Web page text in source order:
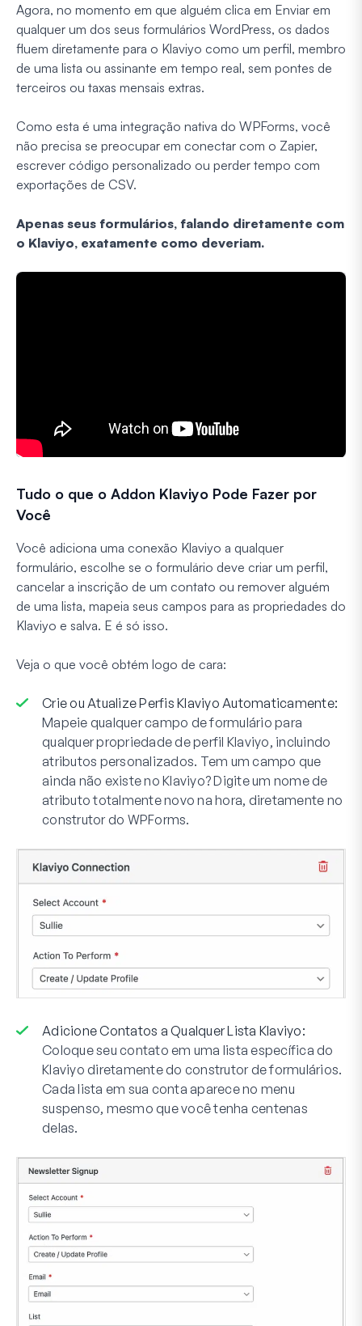
Agora, no momento em que alguém clica em Enviar em
qualquer um dos seus formulários WordPress, os dados
fluem diretamente para o Klaviyo como um perfil, membro
de uma lista ou assinante em tempo real, sem pontes de
terceiros ou taxas mensais extras.
Como esta é uma integração nativa do WPForms, você
não precisa se preocupar em conectar com o Zapier,
escrever código personalizado ou perder tempo com
exportações de CSV.
Apenas seus formulários, falando diretamente com
o Klaviyo, exatamente como deveriam.
Tudo o que o Addon Klaviyo Pode Fazer por
Você
Você adiciona uma conexão Klaviyo a qualquer
formulário, escolhe se o formulário deve criar um perfil,
cancelar a inscrição de um contato ou remover alguém
de uma lista, mapeia seus campos para as propriedades do
Klaviyo e salva. E é só isso.
Veja o que você obtém logo de cara:
Crie ou Atualize Perfis Klaviyo Automaticamente:
Mapeie qualquer campo de formulário para
qualquer propriedade de perfil Klaviyo, incluindo
atributos personalizados. Tem um campo que
ainda não existe no Klaviyo? Digite um nome de
atributo totalmente novo na hora, diretamente no
construtor do WPForms.
Adicione Contatos a Qualquer Lista Klaviyo:
Coloque seu contato em uma lista específica do
Klaviyo diretamente do construtor de formulários.
Cada lista em sua conta aparece no menu
suspenso, mesmo que você tenha centenas
delas.